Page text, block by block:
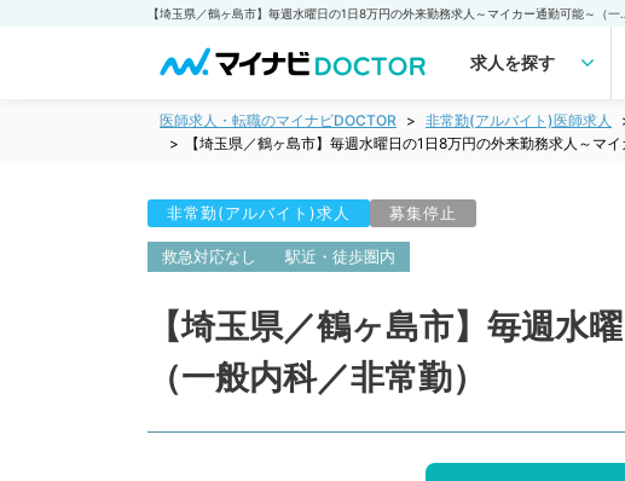
求人を探す
医師求人・転職のマイナビDOCTOR 非常勤(アルバイト)医師求人
【埼玉県／鶴ヶ島市】毎週水曜日の1日8万円の外来勤務求人～マ
非常勤(アルバイト)求人 募集停止
救急対応なし 駅近・徒歩圏内
【埼玉県／鶴ヶ島市】毎週水
（一般内科／非常勤）